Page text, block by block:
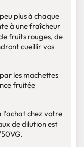
plus à chaque
à une fraîcheur
fruits rouges, de
cueillir vos
les machettes
fruitée
l'achat chez votre
de dilution est